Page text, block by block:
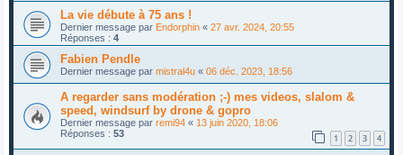
La vie débute à 75 ans !
Dernier message par Endorphin « 27 avr. 2024, 20:55
Réponses : 4
Fabien Pendle
Dernier message par mistral4u « 06 déc. 2023, 18:56
A regarder sans modération ;-) mes videos, slalom &
speed, windsurf by drone & gopro
Dernier message par remi94 « 13 juin 2020, 18:06
Réponses : 53 1 2 3 4